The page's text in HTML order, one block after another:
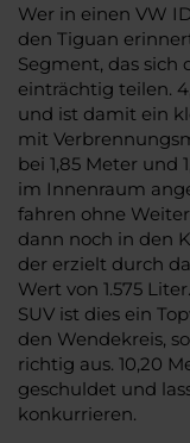
Wer in einen VW
den Tiguan
Segment, das sich
einträchtig teilen.
und ist damit ein
mit
bei 1,85 Meter und
im Innenraum
fahren ohne
dann noch in den
der erzielt durch
Wert von 1.575
SUV ist dies ein
den Wendekreis,
richtig aus. 10,20
geschuldet und
konkurrieren.